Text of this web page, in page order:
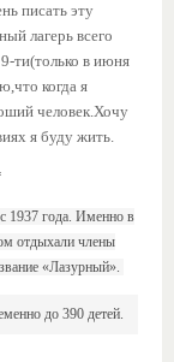
писать эту
лагерь всего
ти(только в июня
когда я
человек.Хочу
я буду жить.
1937 года. Именно в
отдыхали члены
«Лазурный».
до 390 детей.